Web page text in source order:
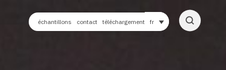
échantillons contact téléchargement fr